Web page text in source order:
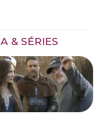
& SÉRIES